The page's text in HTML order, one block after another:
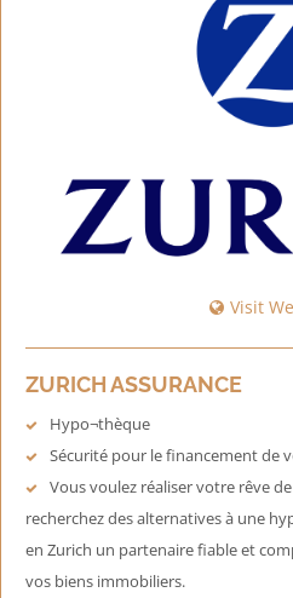
Visit
ZURICH ASSURANCE
Hypo¬thèque
Sécurité pour le financement de
Vous voulez réaliser votre rêve
recherchez des alternatives à une
en Zurich un partenaire fiable et
vos biens immobiliers.